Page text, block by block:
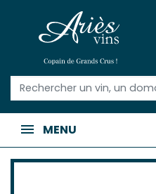
MENU